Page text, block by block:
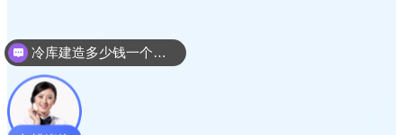
冷库建造多少钱一个平方